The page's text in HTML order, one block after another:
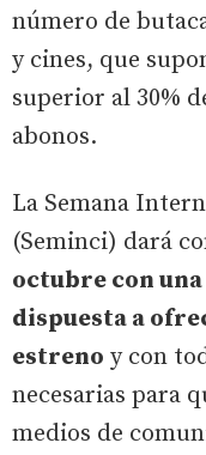
número de
y cines, que
superior al 30%
abonos.
La Semana
(Seminci) dará
octubre con
dispuesta a
estreno y con
necesarias para
medios de